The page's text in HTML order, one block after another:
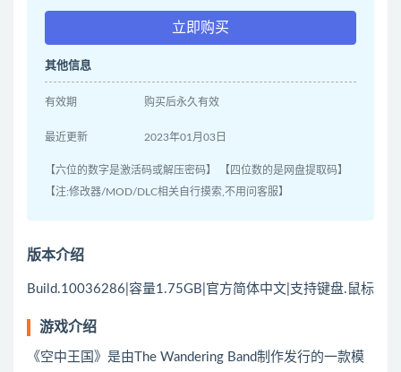
立即购买
其他信息
有效期 购买后永久有效
最近更新 2023年01月03日
【六位的数字是激活码或解压密码】 【四位数的是网盘提取码】
【注:修改器/MOD/DLC相关自行摸索,不用问客服】
版本介绍
Build.10036286|容量1.75GB|官方简体中文|支持键盘.鼠标
游戏介绍
《空中王国》是由The Wandering Band制作发行的一款模